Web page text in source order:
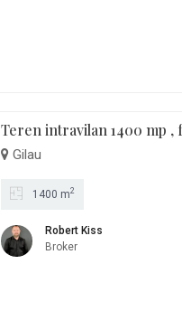
Teren intravilan 1400 mp ,
Gilau
1400 m2
Robert Kiss
Broker